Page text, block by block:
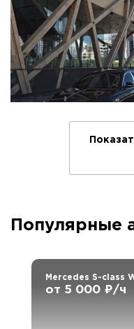
Популярные
Mercedes S-class
от 5 000 ₽/ч